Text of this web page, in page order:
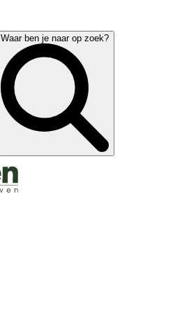
Waar ben je naar op zoek?